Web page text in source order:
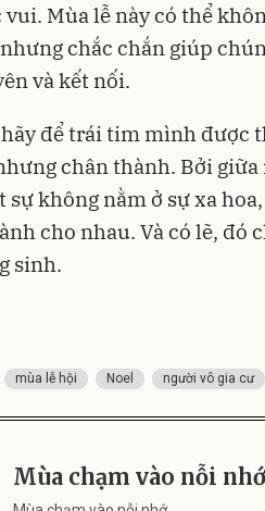
Mùa lễ này có thể
chắc chắn giúp
và kết nối.
để trái tim mình được
chân thành. Bởi giữa
không nằm ở sự xa
cho nhau. Và có lẽ, đó
sinh.
mùa lễ hội Noel người vô gia cư
Mùa chạm vào nỗi nhớ